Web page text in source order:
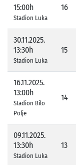
15:00h
Stadion Luka
16
30.11.2025.
13:30h
Stadion Luka
15
16.11.2025.
13:00h
Stadion Bilo
Polje
14
09.11.2025.
13:30h
Stadion Luka
13